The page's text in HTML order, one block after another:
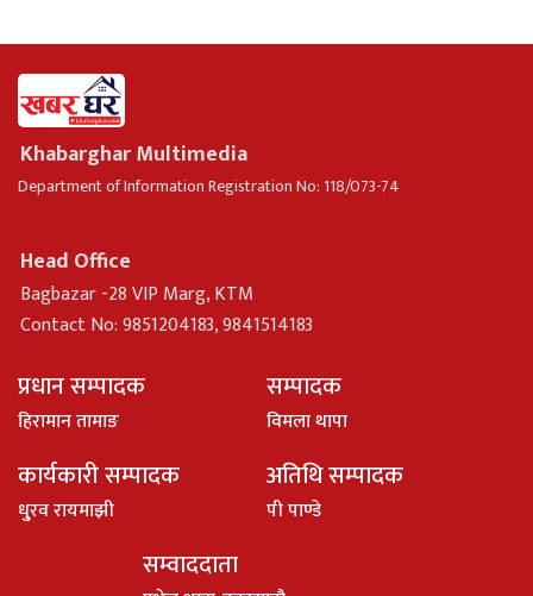
Khabarghar Multimedia
Department of Information Registration No: 118/073-74
Head Office
Bagbazar -28 VIP Marg, KTM
Contact No: 9851204183, 9841514183
प्रधान सम्पादक
हिरामान तामाङ
सम्पादक
विमला थापा
कार्यकारी सम्पादक
धु्रव रायमाझी
अतिथि सम्पादक
पी पाण्डे
सम्वाददाता